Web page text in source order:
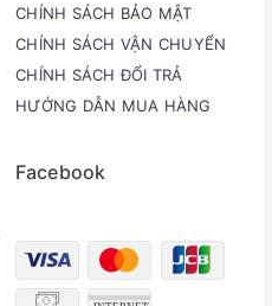
CHÍNH SÁCH BẢO MẬT
CHÍNH SÁCH VẬN CHUYỂN
CHÍNH SÁCH ĐỔI TRẢ
HƯỚNG DẪN MUA HÀNG
Facebook